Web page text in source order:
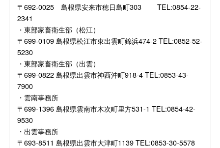
〒692-0025 島根県安来市穂日島町303 TEL:0854-22-
2341
・東部家畜衛生部（松江）
〒699-0109 島根県松江市東出雲町錦浜474-2 TEL:0852-52-
5230
・東部家畜衛生部（出雲）
〒699-0822 島根県出雲市神西沖町918-4 TEL:0853-43-
7900
・雲南事務所
〒699-1396 島根県雲南市木次町里方531-1 TEL:0854-42-
9530
・出雲事務所
〒693-8511 島根県出雲市大津町1139 TEL:0853-30-5578